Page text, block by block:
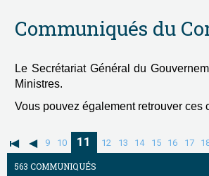
Communiqués du
Le Secrétariat Général du
Ministres.
Vous pouvez également retrouver ces
9 10 11 12 13 14 15 16 17
563 COMMUNIQUÉS